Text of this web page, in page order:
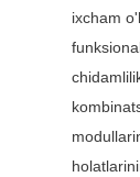
ixcham